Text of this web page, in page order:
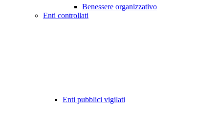
Benessere organizzativo
Enti controllati
Enti pubblici vigilati